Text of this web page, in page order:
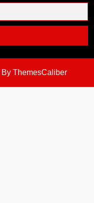
By ThemesCaliber